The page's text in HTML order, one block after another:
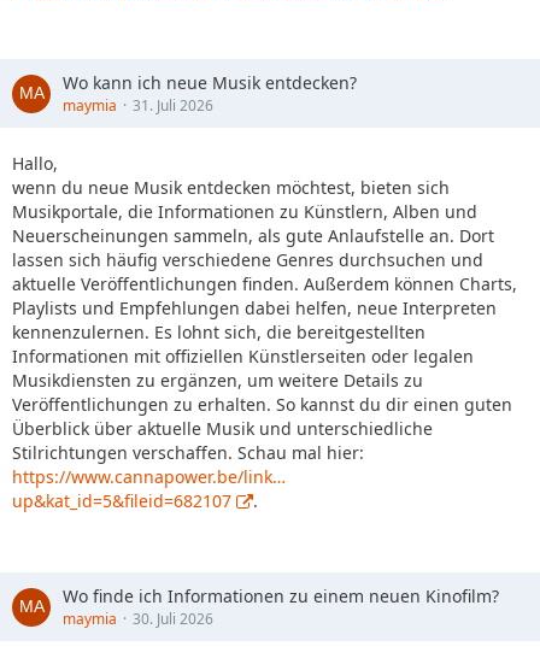
Wo kann ich neue Musik entdecken?
maymia 31. Juli 2026
Hallo,
wenn du neue Musik entdecken möchtest, bieten sich
Musikportale, die Informationen zu Künstlern, Alben und
Neuerscheinungen sammeln, als gute Anlaufstelle an. Dort
lassen sich häufig verschiedene Genres durchsuchen und
aktuelle Veröffentlichungen finden. Außerdem können Charts,
Playlists und Empfehlungen dabei helfen, neue Interpreten
kennenzulernen. Es lohnt sich, die bereitgestellten
Informationen mit offiziellen Künstlerseiten oder legalen
Musikdiensten zu ergänzen, um weitere Details zu
Veröffentlichungen zu erhalten. So kannst du dir einen guten
Überblick über aktuelle Musik und unterschiedliche
Stilrichtungen verschaffen. Schau mal hier:
https://www.cannapower.be/link…
up&kat_id=5&fileid=682107
.
Wo finde ich Informationen zu einem neuen Kinofilm?
maymia 30. Juli 2026